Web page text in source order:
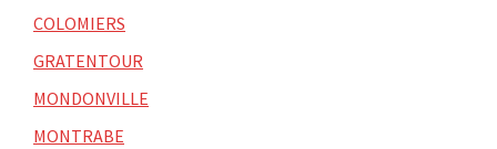
COLOMIERS
GRATENTOUR
MONDONVILLE
MONTRABE